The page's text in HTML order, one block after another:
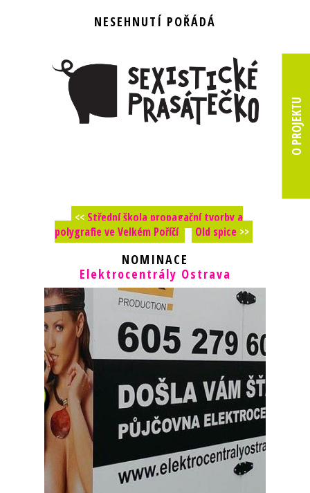
NESEHNUTÍ POŘÁDÁ
<< Střední škola propagační tvorby a
polygrafie ve Velkém Poříčí
Old spice>>
O PROJEKTU
NOMINACE
Elektrocentrály Ostrava